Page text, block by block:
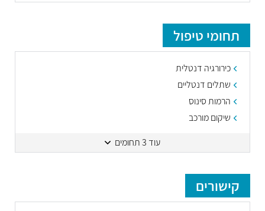
תחומי טיפול
כירורגיה דנטלית
שתלים דנטליים
הרמות סינוס
שיקום מורכב
עוד 3 תחומים
קישורים